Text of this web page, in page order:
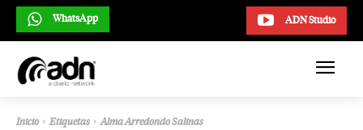
ADN Studio
WhatsApp
Inicio Etiquetas Alma Arredondo Salinas